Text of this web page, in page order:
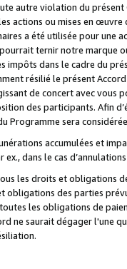
autre violation du
actions ou mises en
a été utilisée pour une
ternir notre marque
dans le cadre du
résilié le présent
de concert avec vous
des participants. Afin
Programme sera
accumulées et
dans le cas
les droits et obligations
obligations des parties
les obligations de
ne saurait dégager l'une